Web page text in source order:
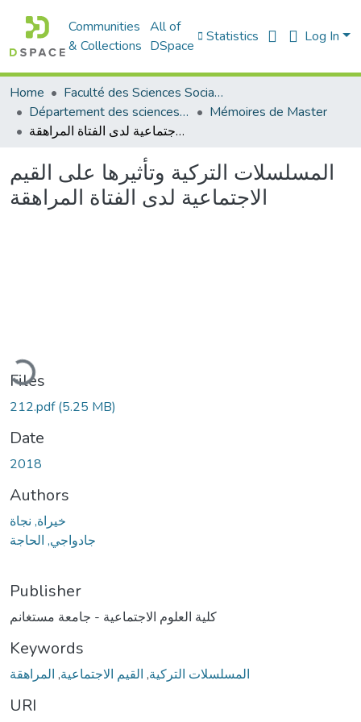
Communities
& Collections
All of
DSpace
Statistics Log In
Home
Faculté des Sciences Sociales
Département des sciences sociales
Mémoires de Master
المسلسلات التركية وتأثيرها على القيم الاجتماعية لدى الفتاة المراهقة
المسلسلات التركية وتأثيرها على القيم
الاجتماعية لدى الفتاة المراهقة
Files
212.pdf(5.25 MB)
Date
2018
Authors
خيراة, نجاة
جادواجي, الحاجة
Publisher
كلية العلوم الاجتماعية - جامعة مستغانم
Keywords
المسلسلات التركية, القيم الاجتماعية, المراهقة
URI